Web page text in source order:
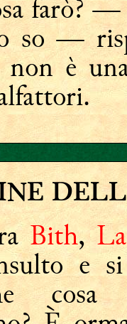
farò? —
—
è
Bith,
e
cosa